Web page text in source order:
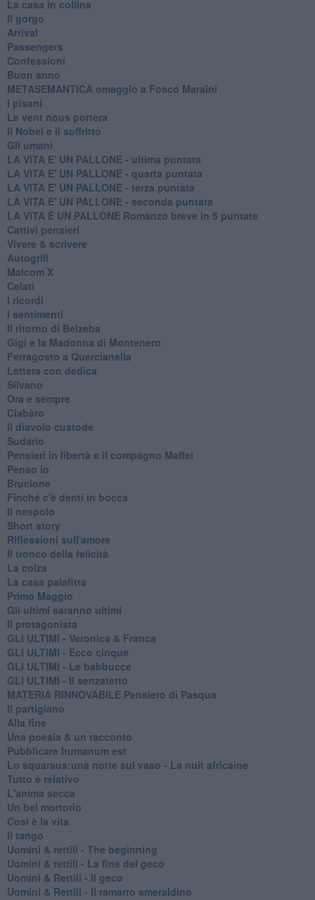
La casa in collina
Il gorgo
Arrival
Passengers
Confessioni
Buon anno
METASEMANTICA omaggio a Fosco Maraini
I pisani
Le vent nous portera
Il Nobel e il soffritto
Gli umani
LA VITA E' UN PALLONE - ultima puntata
LA VITA E' UN PALLONE - quarta puntata
LA VITA E' UN PALLONE - terza puntata
LA VITA E' UN PALLONE - seconda puntata
LA VITA È UN PALLONE Romanzo breve in 5 puntate
Cattivi pensieri
Vivere & scrivere
Autogrill
Malcom X
Celati
I ricordi
I sentimenti
Il ritorno di Belzeba
Gigi e la Madonna di Montenero
Ferragosto a Quercianella
Lettera con dedica
Silvano
Ora e sempre
Ciabàro
Il diavolo custode
Sudario
Pensieri in libertà e il compagno Maffei
Penso io
Brucione
Finché c'è denti in bocca
Il nespolo
Short story
Riflessioni sull'amore
Il tronco della felicità
La colza
La casa palafitta
Primo Maggio
Gli ultimi saranno ultimi
Il protagonista
GLI ULTIMI - Veronica & Franca
GLI ULTIMI - Ecco cinque
GLI ULTIMI - Le babbucce
GLI ULTIMI - Il senzatetto
MATERIA RINNOVABILE Pensiero di Pasqua
Il partigiano
Alla fine
Una poesia & un racconto
Pubblicare humanum est
Lo squaraus:una notte sul vaso - La nuit africaine
Tutto è relativo
L'anima secca
Un bel mortorio
Cosi è la vita
Il tango
​Uomini & rettili - The beginning
​Uomini & rettili - La fine del geco
Uomini & Rettili - Il geco
Uomini & Rettili - Il ramarro smeraldino